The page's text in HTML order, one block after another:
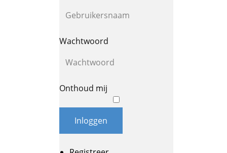
Wachtwoord
Onthoud mij
Inloggen